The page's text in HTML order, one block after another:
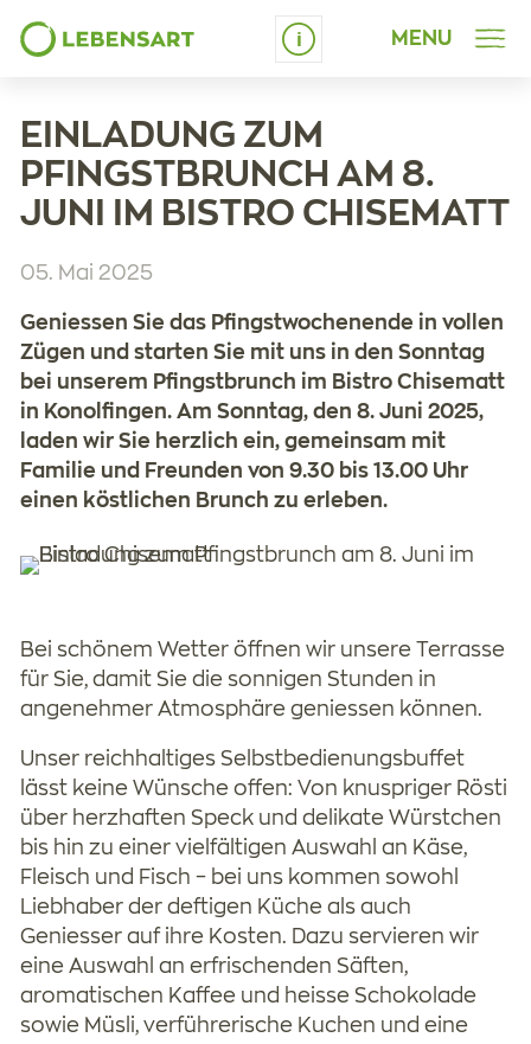
MENU
EINLADUNG ZUM
PFINGSTBRUNCH AM 8.
JUNI IM BISTRO CHISEMATT
05. Mai 2025
Geniessen Sie das Pfingstwochenende in vollen
Zügen und starten Sie mit uns in den Sonntag
bei unserem Pfingstbrunch im Bistro Chisematt
in Konolfingen. Am Sonntag, den 8. Juni 2025,
laden wir Sie herzlich ein, gemeinsam mit
Familie und Freunden von 9.30 bis 13.00 Uhr
einen köstlichen Brunch zu erleben.
Bei schönem Wetter öffnen wir unsere Terrasse
für Sie, damit Sie die sonnigen Stunden in
angenehmer Atmosphäre geniessen können.
Unser reichhaltiges Selbstbedienungsbuffet
lässt keine Wünsche offen: Von knuspriger Rösti
über herzhaften Speck und delikate Würstchen
bis hin zu einer vielfältigen Auswahl an Käse,
Fleisch und Fisch – bei uns kommen sowohl
Liebhaber der deftigen Küche als auch
Geniesser auf ihre Kosten. Dazu servieren wir
eine Auswahl an erfrischenden Säften,
aromatischen Kaffee und heisse Schokolade
sowie Müsli, verführerische Kuchen und eine